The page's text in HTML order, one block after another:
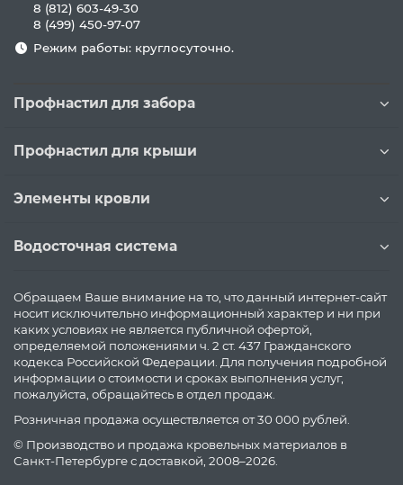
8 (812) 603-49-30
8 (499) 450-97-07
Режим работы: круглосуточно.
Профнастил для забора
Профнастил для крыши
Элементы кровли
Водосточная система
Обращаем Ваше внимание на то, что данный интернет-сайт
носит исключительно информационный характер и ни при
каких условиях не является публичной офертой,
определяемой положениями ч. 2 ст. 437 Гражданского
кодекса Российской Федерации. Для получения подробной
информации о стоимости и сроках выполнения услуг,
пожалуйста, обращайтесь в отдел продаж.
Розничная продажа осуществляется от 30 000 рублей.
© Производство и продажа кровельных материалов в
Санкт-Петербурге с доставкой, 2008–2026.